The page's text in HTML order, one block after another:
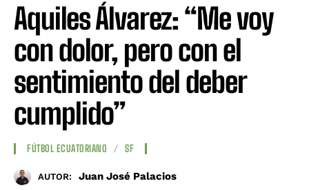
Aquiles Álvarez: “Me voy
con dolor, pero con el
sentimiento del deber
cumplido”
FÚTBOL ECUATORIANO SF
AUTOR: Juan José Palacios